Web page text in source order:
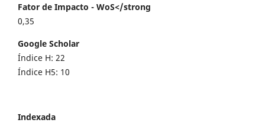
Fator de Impacto - WoS</strong
0,35
Google Scholar
Índice H: 22
Índice H5: 10
Indexada